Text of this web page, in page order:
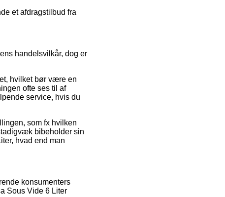
et afdragstilbud fra
handelsvilkår, dog er
hvilket bør være en
ofte ses til af
service, hvis du
som fx hvilken
bibeholder sin
hvad end man
konsumenters
Sous Vide 6 Liter